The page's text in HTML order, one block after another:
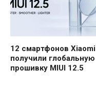
12 смартфонов Xiaomi
получили глобальную
прошивку MIUI 12.5